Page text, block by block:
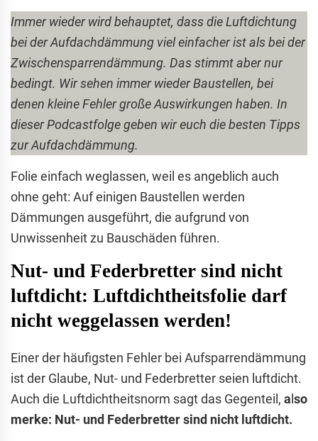
Immer wieder wird behauptet, dass die Luftdichtung
bei der Aufdachdämmung viel einfacher ist als bei der
Zwischensparrendämmung. Das stimmt aber nur
bedingt. Wir sehen immer wieder Baustellen, bei
denen kleine Fehler große Auswirkungen haben. In
dieser Podcastfolge geben wir euch die besten Tipps
zur Aufdachdämmung.
Folie einfach weglassen, weil es angeblich auch
ohne geht: Auf einigen Baustellen werden
Dämmungen ausgeführt, die aufgrund von
Unwissenheit zu Bauschäden führen.
Nut- und Federbretter sind nicht
luftdicht: Luftdichtheitsfolie darf
nicht weggelassen werden!
Einer der häufigsten Fehler bei Aufsparrendämmung
ist der Glaube, Nut- und Federbretter seien luftdicht.
Auch die Luftdichtheitsnorm sagt das Gegenteil, a so
merke: Nut- und Federbretter sind nicht luftdicht.